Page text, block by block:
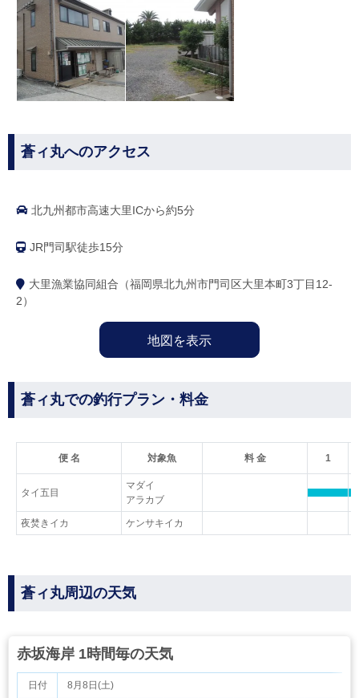
蒼ィ丸へのアクセス
北九州都市高速大里ICから約5分
JR門司駅徒歩15分
大里漁業協同組合（福岡県北九州市門司区大里本町3丁目12-
2）
地図を表示
蒼ィ丸での釣行プラン・料金
便 名 対象魚 料 金 1
タイ五目
マダイ
アラカブ
夜焚きイカ ケンサキイカ
蒼ィ丸周辺の天気
赤坂海岸 1時間毎の天気
日付 8月8日(土)